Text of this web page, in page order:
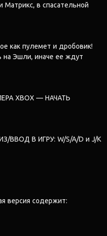
Матрикс, в спасательной
как пулемет и дробовик!
на Эшли, иначе ее ждут
XBOX — НАЧАТЬ
ВВОД В ИГРУ: W/S/A/D и J/K
версия содержит: